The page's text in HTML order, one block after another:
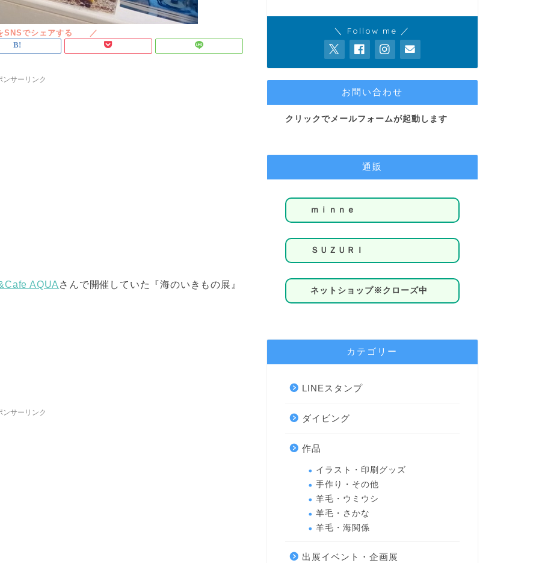
ンサーリンク
AQUA さんで開催していた『海のいきもの展』
ンサーリンク
＼ Follow me ／
お問い合わせ
クリックでメールフォームが起動します
通販
ｍｉｎｎｅ
ＳＵＺＵＲＩ
ネットショップ※クローズ中
カテゴリー
LINEスタンプ
ダイビング
作品
イラスト・印刷グッズ
手作り・その他
羊毛・ウミウシ
羊毛・さかな
羊毛・海関係
出展イベント・企画展